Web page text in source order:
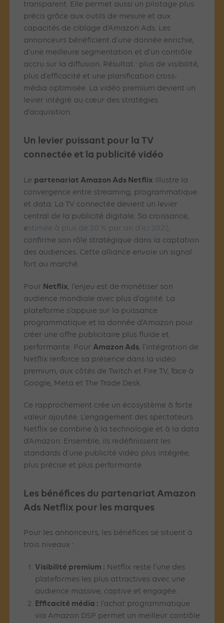
transparent. Elle permet aussi un pilotage plus
précis grâce aux outils de mesure et aux
capacités de ciblage d’Amazon Ads. Les
annonceurs bénéficient d’une donnée enrichie,
d’une meilleure segmentation et d’un contrôle
accru sur la diffusion. Résultat : plus de visibilité,
plus d’efficacité et une planification cross-
média optimisée. La vidéo premium devient un
levier intégré au cœur des stratégies
d’acquisition.
Un levier puissant pour la TV
connectée et la publicité vidéo
Le partenariat Amazon Ads Netflix illustre la
convergence entre streaming, programmatique
et data. La TV connectée devient un levier
central de la publicité digitale. Sa croissance,
estimée à plus de 20 % par an d’ici 2027,
confirme son rôle stratégique dans la captation
des audiences. Cette alliance envoie un signal
fort au marché.
Pour Netflix, l’enjeu est de monétiser son
audience mondiale avec plus d’agilité. La
plateforme s’appuie sur la puissance
programmatique et la donnée d’Amazon pour
créer une offre publicitaire plus fluide et
performante. PourAmazon Ads, l’intégration de
Netflix renforce sa présence dans la vidéo
premium, aux côtés de Twitch et Fire TV, face à
Google, Meta et The Trade Desk.
Ce rapprochement crée un écosystème à forte
valeur ajoutée. L’engagement des spectateurs
Netflix se combine à la technologie et à la data
d’Amazon. Ensemble, ils redéfinissent les
standards d’une publicité vidéo plus intégrée,
plus précise et plus performante.
Les bénéfices du partenariat Amazon
Ads Netflix pour les marques
Pour les annonceurs, les bénéfices se situent à
trois niveaux :
Visibilité premium : Netflix reste l’une des
plateformes les plus attractives avec une
audience massive, captive et engagée.
Efficacité média : l’achat programmatique
via Amazon DSP permet un meilleur contrôle